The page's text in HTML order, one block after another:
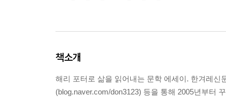
책소개
해리 포터로 삶을 읽어내는 문학 에세이. 한겨레신
(blog.naver.com/don3123) 등을 통해 2005년부터